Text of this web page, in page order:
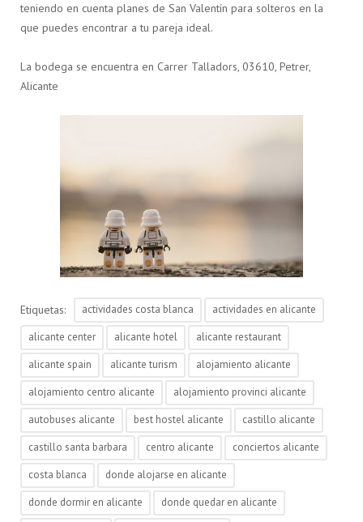
teniendo en cuenta planes de San Valentín para solteros en la
que puedes encontrar a tu pareja ideal.
La bodega se encuentra en Carrer Talladors, 03610, Petrer,
Alicante
Etiquetas: actividades costa blanca
actividades en alicante
alicante center
alicante hotel
alicante restaurant
alicante spain
alicante turism
alojamiento alicante
alojamiento centro alicante
alojamiento provinci alicante
autobuses alicante
best hostel alicante
castillo alicante
castillo santa barbara
centro alicante
conciertos alicante
costa blanca
donde alojarse en alicante
donde dormir en alicante
donde quedar en alicante